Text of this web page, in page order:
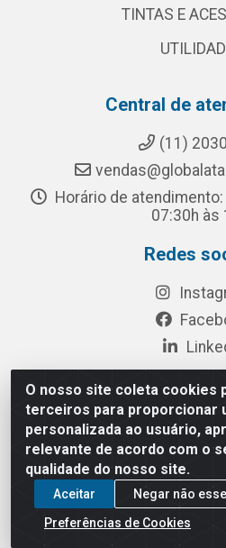
O nosso site coleta cookies
terceiros para proporcionar
personalizada ao usuário,
relevante de acordo com o
qualidade do nosso site.
Aceitar
Negar não
Preferências de Cookies
TINTAS E
Central de
(11)
Horário de
07:30h às
Redes
Rua Chipuê, 117 - S. Miguel
08010-260- CNPJ: